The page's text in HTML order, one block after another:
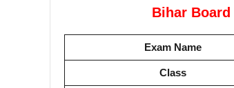
Bihar
Exam Name
Class